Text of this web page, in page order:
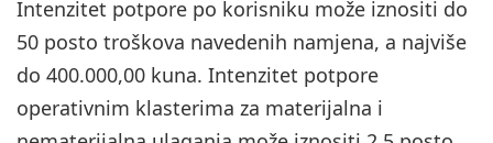
Intenzitet potpore po korisniku može iznositi do
50 posto troškova navedenih namjena, a najviše
do 400.000,00 kuna. Intenzitet potpore
operativnim klasterima za materijalna i